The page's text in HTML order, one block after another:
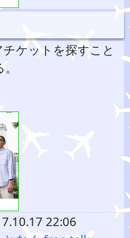
ケットを探すこと
22:06